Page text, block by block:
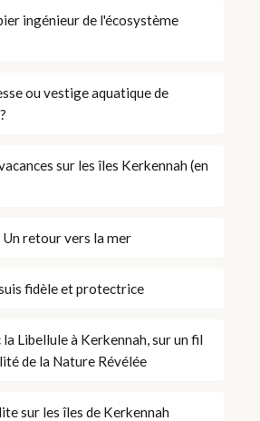
ingénieur de l'écosystème
ou vestige aquatique de
sur les îles Kerkennah (en
retour vers la mer
fidèle et protectrice
Libellule à Kerkennah, sur un fil
de la Nature Révélée
sur les îles de Kerkennah